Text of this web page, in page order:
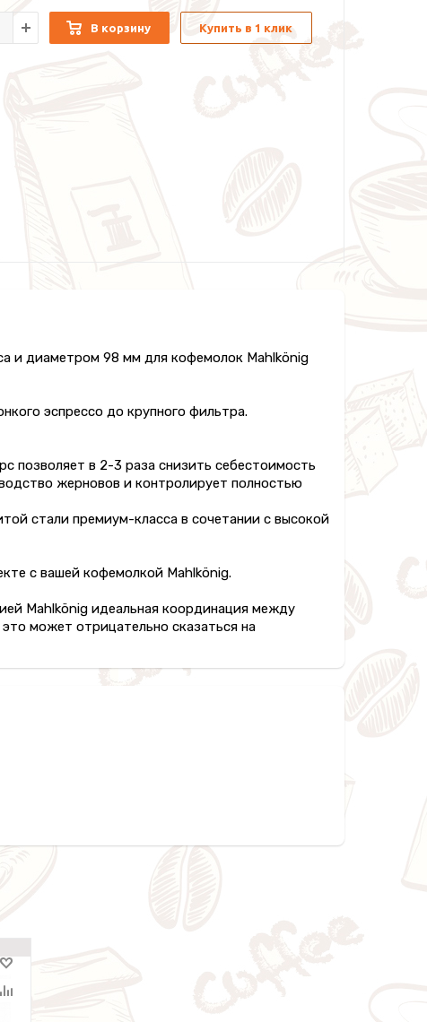
В корзину Купить в 1 клик
и диаметром 98 мм для кофемолок Mahlkönig
эспрессо до крупного фильтра.
позволяет в 2-3 раза снизить себестоимость
жерновов и контролирует полностью
стали премиум-класса в сочетании с высокой
с вашей кофемолкой Mahlkönig.
Mahlkönig идеальная координация между
может отрицательно сказаться на